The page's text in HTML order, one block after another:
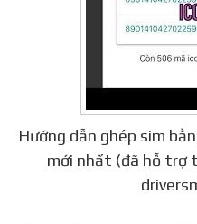
Hướng dẫn ghép sim
mới nhất (đã hỗ trợ